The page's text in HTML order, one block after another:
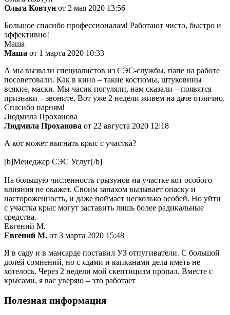
Ольга Ковтун от 2 мая 2020 13:56
Большое спасибо профессионалам! Работают чисто, быстро и
эффективно!
Маша
Маша от 1 марта 2020 10:33
А мы вызвали специалистов из СЭС-службы, папе на работе
посоветовали. Как в кино – такие костюмы, штуковины
всякие, маски. Мы часик погуляли, нам сказали – появятся
признаки – звоните. Вот уже 2 недели живем на даче отлично.
Спасибо парням!
Людмила Проханова
Людмила Проханова от 22 августа 2020 12:18
А кот может выгнать крыс с участка?
[b]Менеджер СЭС Услуг[/b]
На большую численность грызунов на участке кот особого
влияния не окажет. Своим запахом вызывает опаску и
настороженность, и даже поймает несколько особей. Но уйти
с участка крыс могут заставить лишь более радикальные
средства.
Евгений М.
Евгений М. от 3 марта 2020 15:48
Я в саду и в мансарде поставил УЗ отпугиватели. С большой
долей сомнений, но с ядами и капканами дела иметь не
хотелось. Через 2 недели мой скептицизм пропал. Вместе с
крысами, я вас уверяю – это работает
Полезная информация